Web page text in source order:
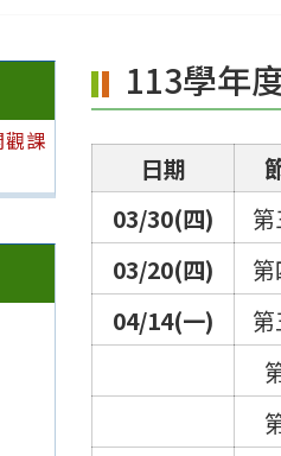
課
113學年
日期
03/30(四)
03/20(四)
04/14(一)